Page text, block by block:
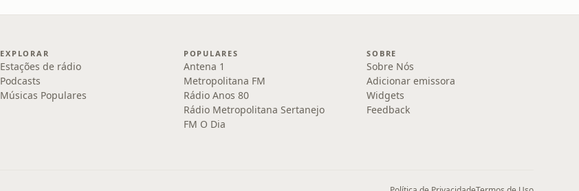
EXPLORAR
Estações de rádio
Podcasts
Músicas Populares
POPULARES
Antena 1
Metropolitana FM
Rádio Anos 80
Rádio Metropolitana Sertanejo
FM O Dia
SOBRE
Sobre Nós
Adicionar emissora
Widgets
Feedback